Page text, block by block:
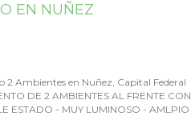
EN NUÑEZ
2 Ambientes en Nuñez, Capital Federal
DE 2 AMBIENTES AL FRENTE CON
ESTADO - MUY LUMINOSO - AMLPIO